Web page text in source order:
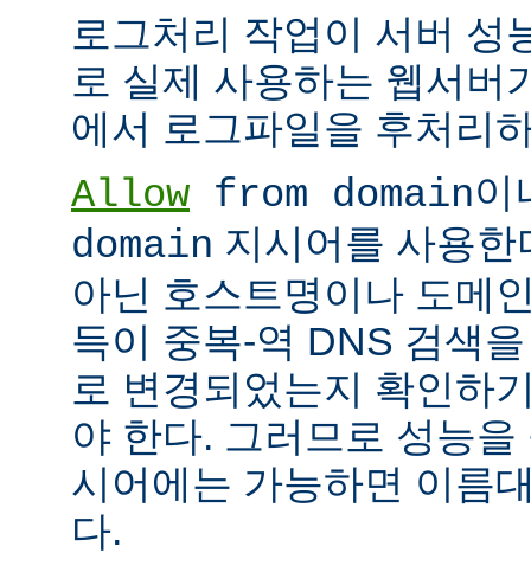
로그처리 작업이 서버 성
로 실제 사용하는 웹서버
에서 로그파일을 후처리
Allow from domain이
domain 지시어를 사용
아닌 호스트명이나 도메
득이 중복-역 DNS 검색
로 변경되었는지 확인하
야 한다. 그러므로 성능
시어에는 가능하면 이름
다.